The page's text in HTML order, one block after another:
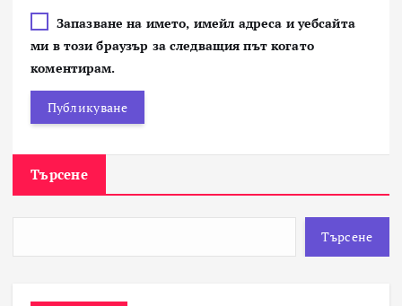
Запазване на името, имейл адреса и уебсайта
ми в този браузър за следващия път когато
коментирам.
Търсене
Търсене